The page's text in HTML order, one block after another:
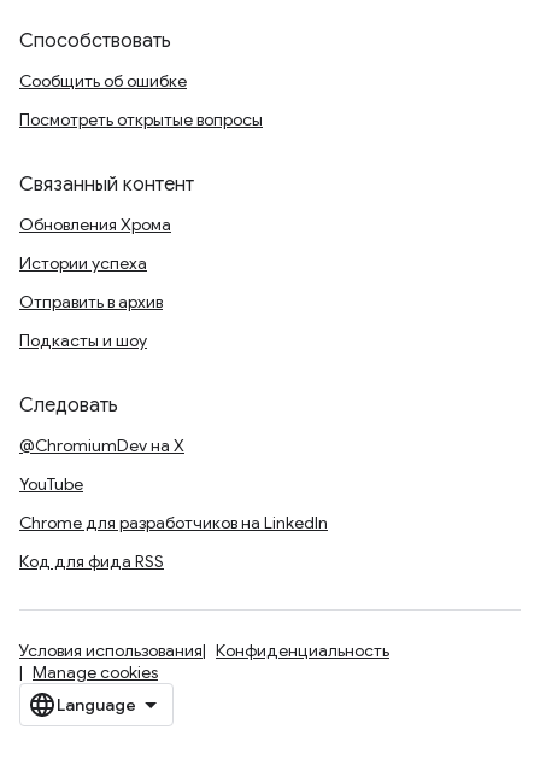
Способствовать
Сообщить об ошибке
Посмотреть открытые вопросы
Связанный контент
Обновления Хрома
Истории успеха
Отправить в архив
Подкасты и шоу
Следовать
@ChromiumDev на X
YouTube
Chrome для разработчиков на LinkedIn
Код для фида RSS
Условия использования
Конфиденциальность
Manage cookies